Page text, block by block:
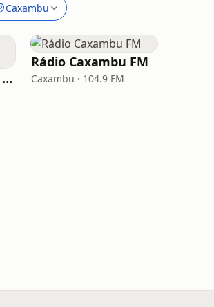
Caxambu
Rádio Circuito das Águas FM
Rádio Caxambu FM
Caxambu · 104.9 FM